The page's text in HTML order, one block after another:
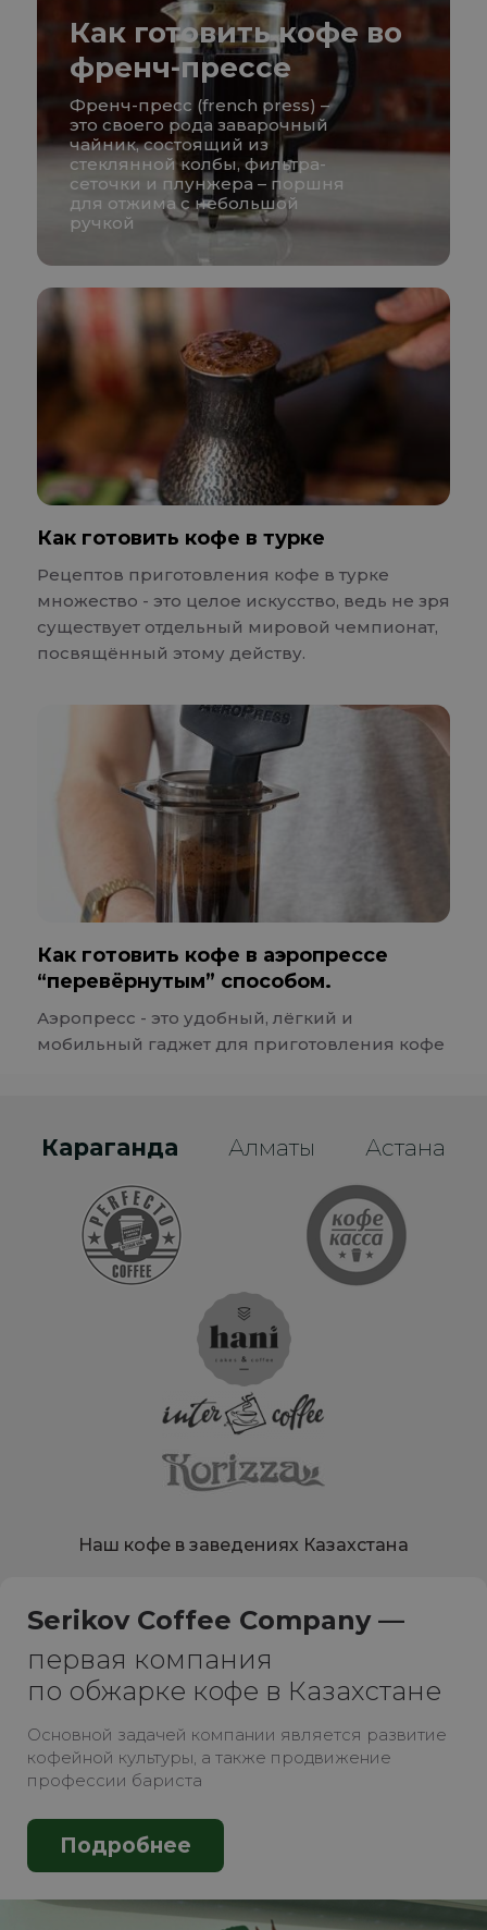
Как готовить кофе во
френч-прессе
Френч-пресс (french press) –
это своего рода заварочный
чайник, состоящий из
стеклянной колбы, фильтра-
сеточки и плунжера – поршня
для отжима с небольшой
ручкой
Как готовить кофе в турке
Рецептов приготовления кофе в турке
множество - это целое искусство, ведь не зря
существует отдельный мировой чемпионат,
посвящённый этому действу.
Как готовить кофе в аэропрессе
“перевёрнутым” способом.
Аэропресс - это удобный, лёгкий и
мобильный гаджет для приготовления кофе
Караганда Алматы Астана
Наш кофе в заведениях Казахстана
Serikov Coffee Company —
первая компания
по обжарке кофе в Казахстане
Основной задачей компании является развитие
кофейной культуры, а также продвижение
профессии бариста
Подробнее